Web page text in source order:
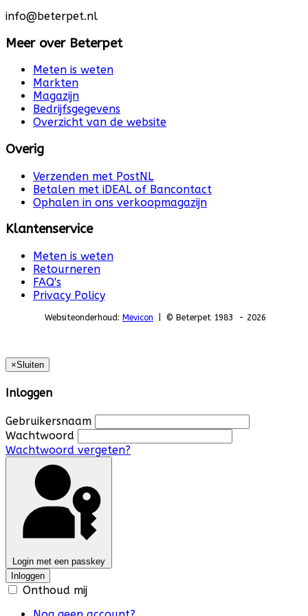
info@beterpet.nl
Meer over Beterpet
Meten is weten
Markten
Magazijn
Bedrijfsgegevens
Overzicht van de website
Overig
Verzenden met PostNL
Betalen met iDEAL of Bancontact
Ophalen in ons verkoopmagazijn
Klantenservice
Meten is weten
Retourneren
FAQ's
Privacy Policy
Websiteonderhoud: Mevicon | © Beterpet 1983 - 2026
×Sluiten
Inloggen
Gebruikersnaam
Wachtwoord
Wachtwoord vergeten?
Login met een passkey
Inloggen
Onthoud mij